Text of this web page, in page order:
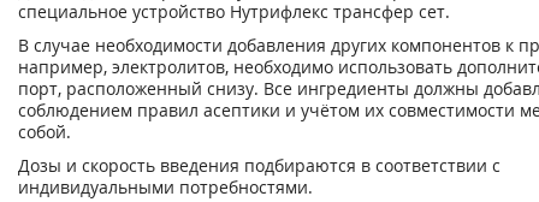
специальное устройство Нутрифлекс трансфер сет.
В случае необходимости добавления других компонентов к
например, электролитов, необходимо использовать
порт, расположенный снизу. Все ингредиенты должны
соблюдением правил асептики и учётом их совместимости
собой.
Дозы и скорость введения подбираются в соответствии с
индивидуальными потребностями.